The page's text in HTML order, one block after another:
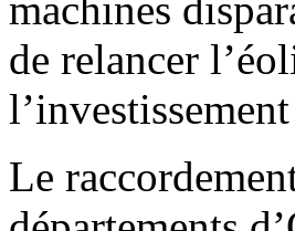
de relancer
Le